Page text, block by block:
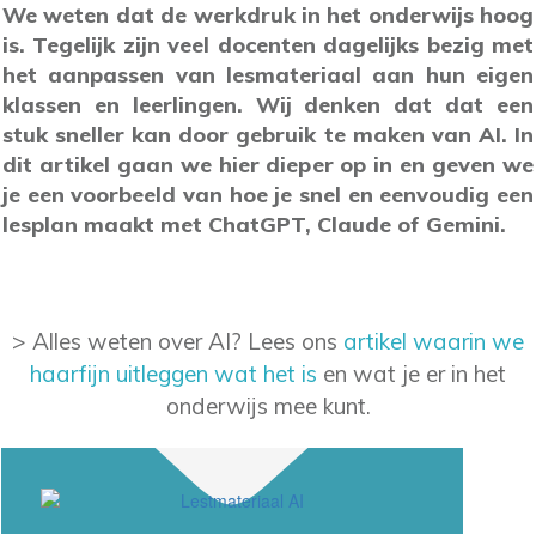
We weten dat de werkdruk in het onderwijs hoog
is. Tegelijk zijn veel docenten dagelijks bezig met
het aanpassen van lesmateriaal aan hun eigen
klassen en leerlingen. Wij denken dat dat een
stuk sneller kan door gebruik te maken van AI. In
dit artikel gaan we hier dieper op in en geven we
je een voorbeeld van hoe je snel en eenvoudig een
lesplan maakt met ChatGPT, Claude of Gemini.
> Alles weten over AI? Lees ons artikel waarin we
haarfijn uitleggen wat het is en wat je er in het
onderwijs mee kunt.